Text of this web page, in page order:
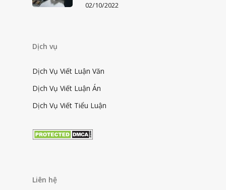
02/10/2022
Dịch vụ
Dịch Vụ Viết Luận Văn
Dịch Vụ Viết Luận Án
Dịch Vụ Viết Tiểu Luận
Liên hệ